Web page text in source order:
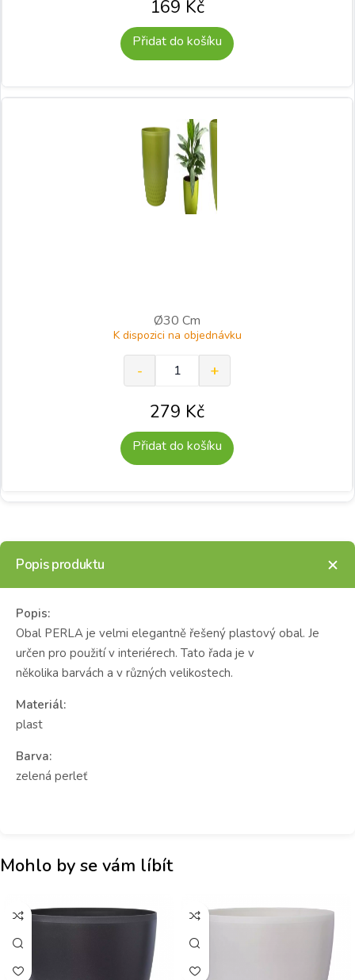
169 Kč
Přidat do košíku
Ø30 Cm
K dispozici na objednávku
279 Kč
Přidat do košíku
Popis produktu
Popis:
Obal PERLA je velmi elegantně řešený plastový obal. Je
určen pro použití v interiérech. Tato řada je v
několika barvách a v různých velikostech.
Materiál:
plast
Barva:
zelená perleť
Mohlo by se vám líbít